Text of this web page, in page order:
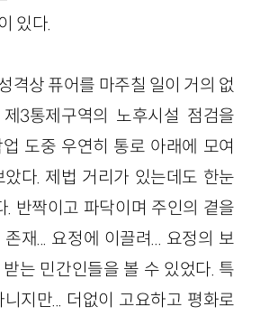
있다.
격상 퓨어를 마주칠 일이 거의 없
3통제구역의 노후시설 점검을
도중 우연히 통로 아래에 모여
다. 제법 거리가 있는데도 한눈
. 반짝이고 파닥이며 주인의 곁을
재... 요정에 이끌려... 요정의 보
는 민간인들을 볼 수 있었다. 특
지만... 더없이 고요하고 평화로